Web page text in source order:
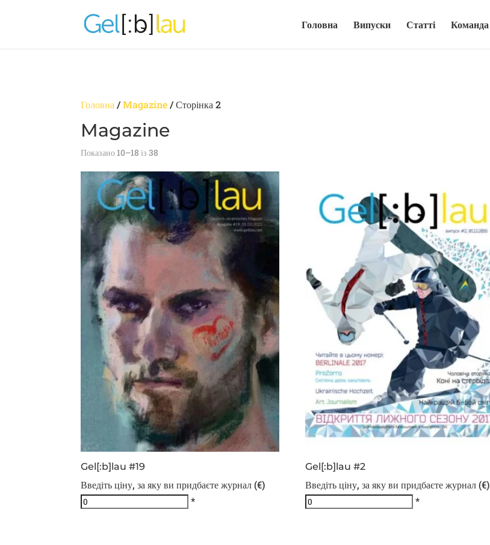
Головна Випуски Статті Команда
Головна /Magazine/ Сторінка 2
Magazine
Показано 10–18 із 38
Gel[:b]lau #19
Введіть ціну, за яку ви придбаєте журнал (€)
*
Gel[:b]lau #2
Введіть ціну, за яку ви придбаєте журнал (€)
*